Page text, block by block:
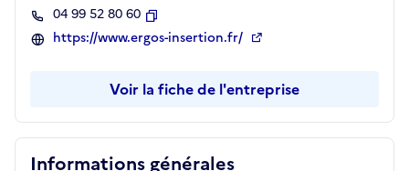
Informations générales
04 99 52 80 60
Copier
https://www.ergos-insertion.fr/
Voir la fiche de l'entreprise